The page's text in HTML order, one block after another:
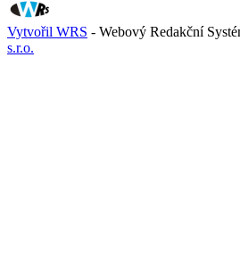
Vytvořil WRS - Webový Redakční
s.r.o.